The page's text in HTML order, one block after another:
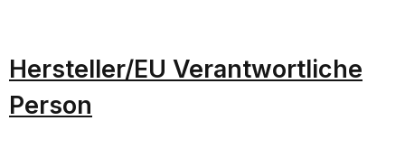
Hersteller/EU Verantwortliche
Person